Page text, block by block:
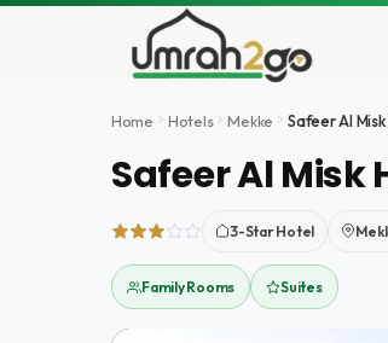
İçeriğe
Home Hotels Mekke Safeer Al
Safeer Al Misk
3-Star Hotel
Family Rooms Suites